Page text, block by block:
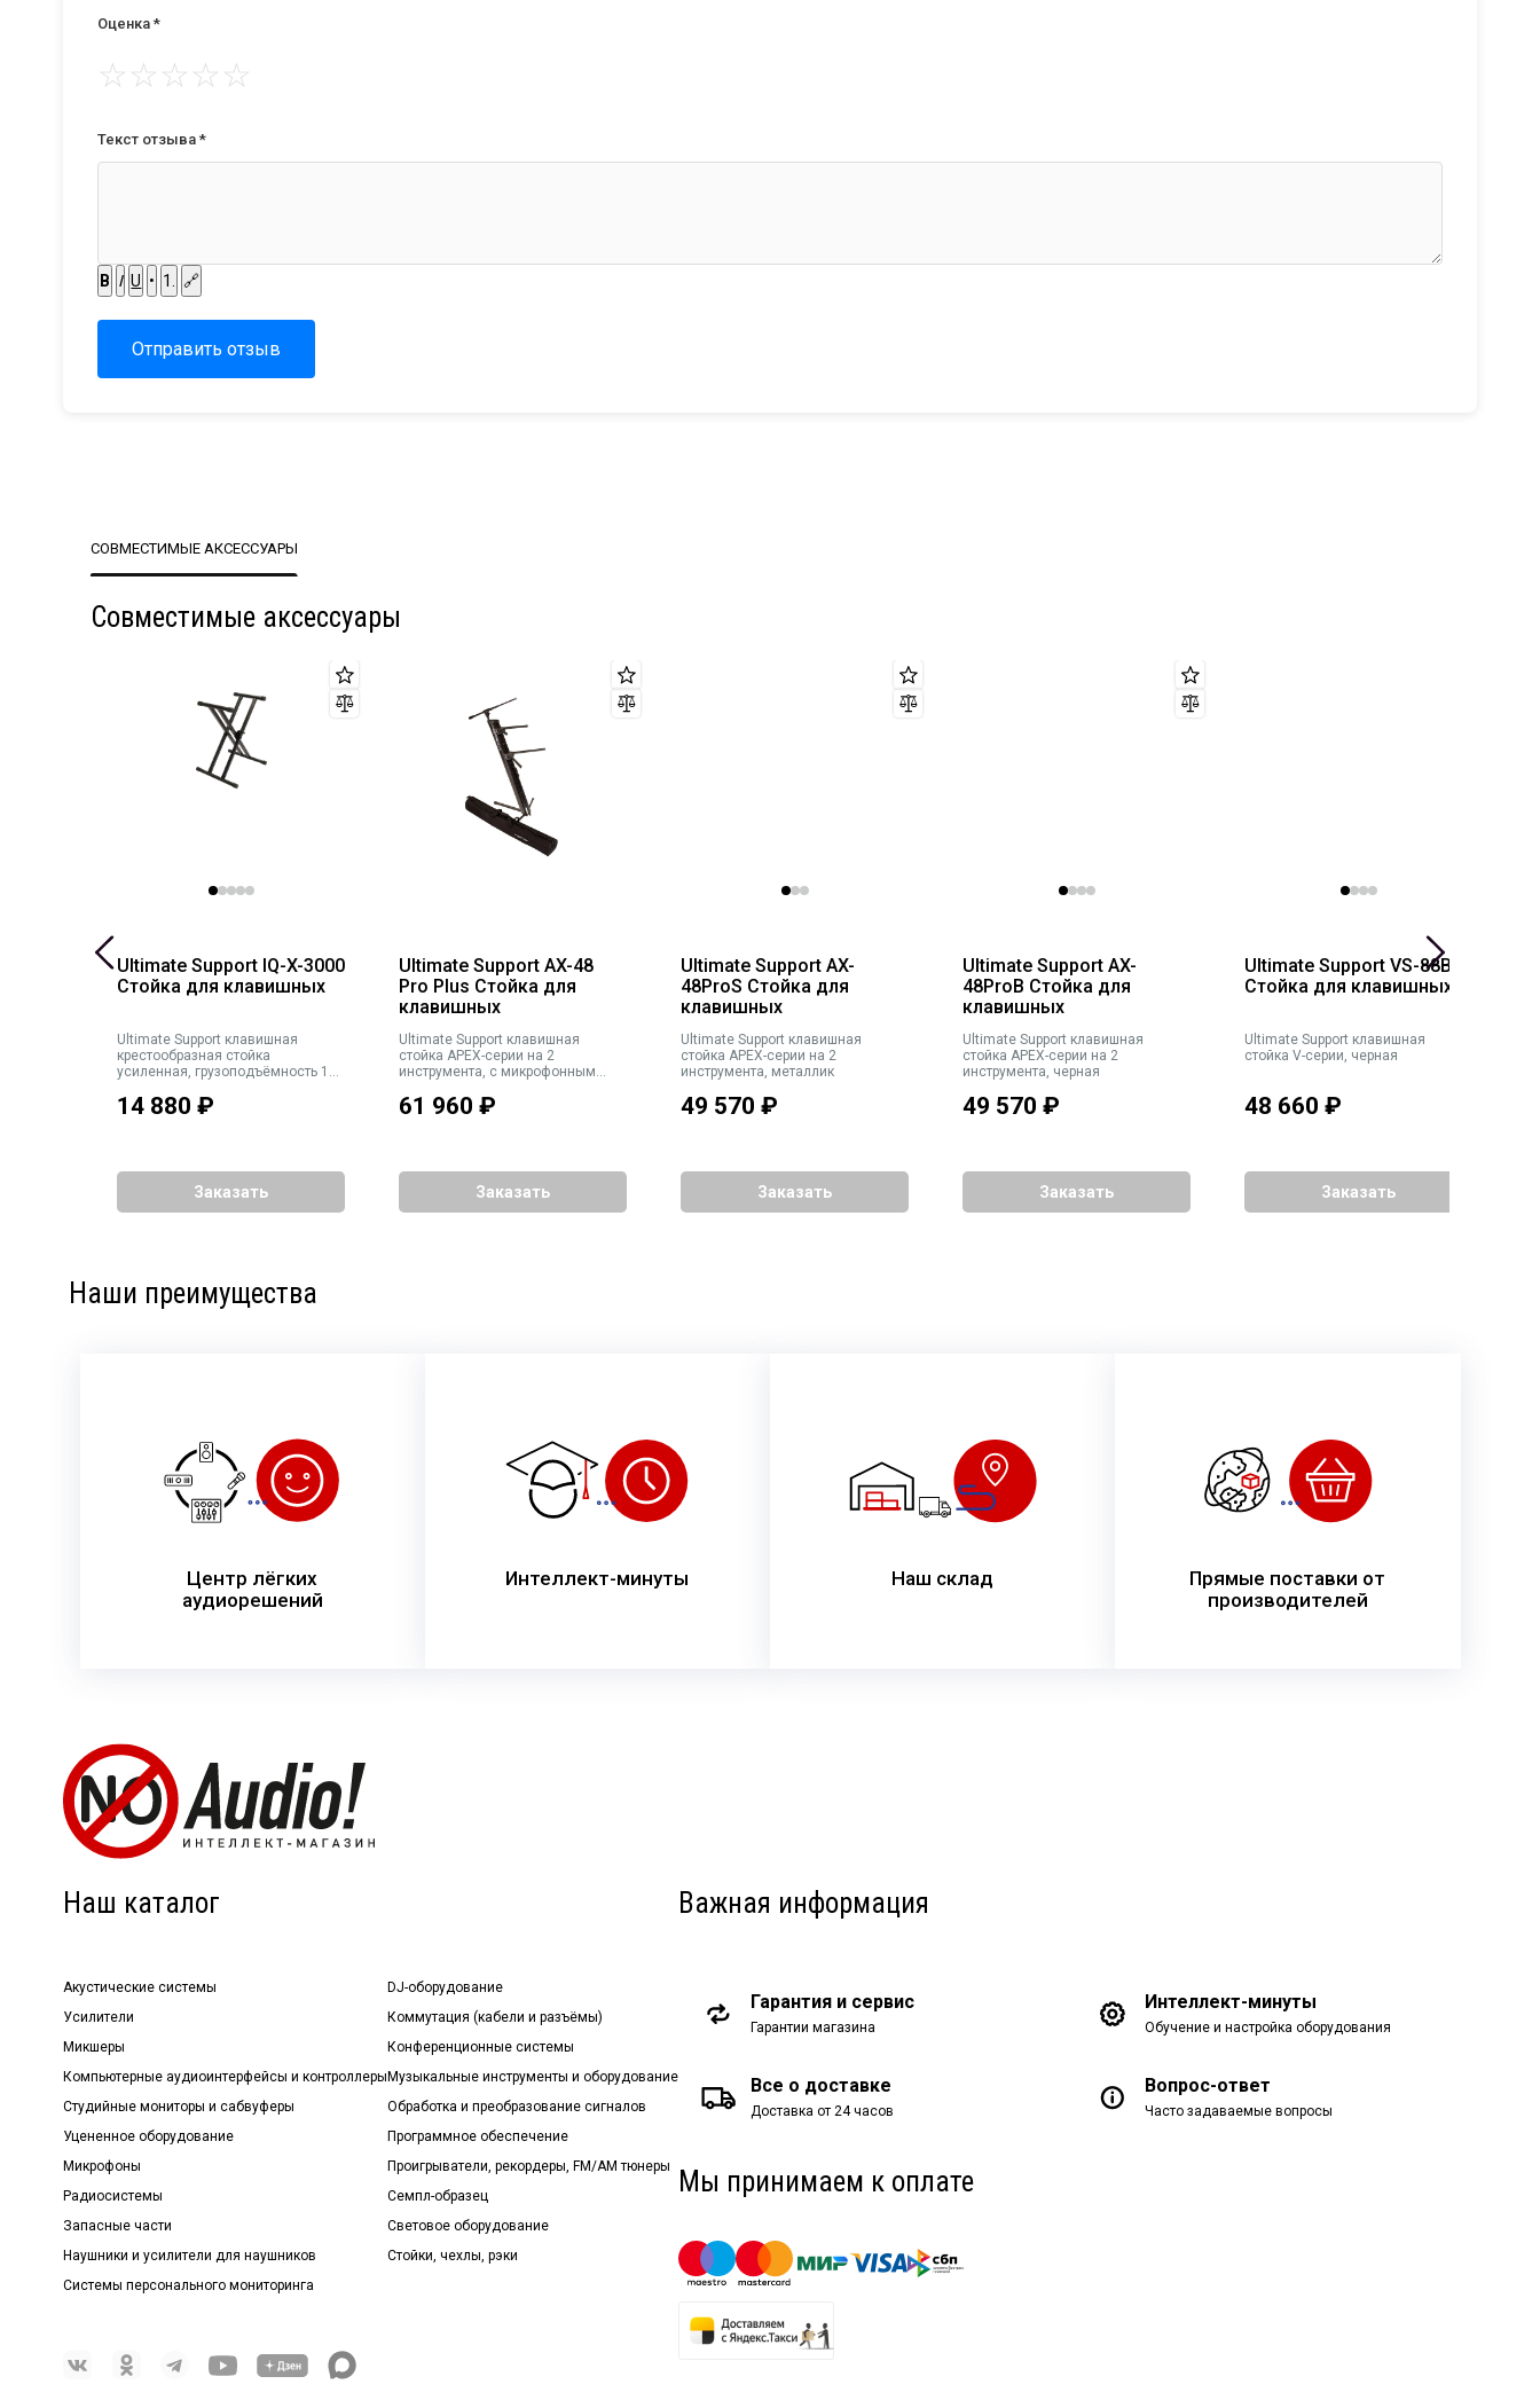
Оценка *
☆☆☆☆☆
Текст отзыва *
B I U • 1. 🔗
Отправить отзыв
СОВМЕСТИМЫЕ АКСЕССУАРЫ
Совместимые аксессуары
Ultimate Support IQ-X-3000
Стойка для клавишных
Ultimate Support клавишная
крестообразная стойка
усиленная, грузоподъёмность 136
14 880 ₽
Заказать
Ultimate Support AX-48
Pro Plus Стойка для
клавишных
Ultimate Support клавишная
стойка APEX-серии на 2
инструмента, с микрофонным
журавля и чехлом, черная
61 960 ₽
Заказать
Ultimate Support AX-
48ProS Стойка для
клавишных
Ultimate Support клавишная
стойка APEX-серии на 2
инструмента, металлик
49 570 ₽
Заказать
Ultimate Support AX-
48ProB Стойка для
клавишных
Ultimate Support клавишная
стойка APEX-серии на 2
инструмента, черная
49 570 ₽
Заказать
Ultimate Support VS-88B
Стойка для клавишных
Ultimate Support клавишная
стойка V-серии, черная
48 660 ₽
Заказать
Наши преимущества
Центр лёгких
аудиорешений
Интеллект-минуты Наш склад
Прямые поставки от
производителей
Наш каталог
Акустические системы
Усилители
Микшеры
Компьютерные аудиоинтерфейсы и контроллеры
Студийные мониторы и сабвуферы
Уцененное оборудование
Микрофоны
Радиосистемы
Запасные части
Наушники и усилители для наушников
Системы персонального мониторинга
DJ-оборудование
Коммутация (кабели и разъёмы)
Конференционные системы
Музыкальные инструменты и оборудование
Обработка и преобразование сигналов
Программное обеспечение
Проигрыватели, рекордеры, FM/AM тюнеры
Семпл-образец
Световое оборудование
Стойки, чехлы, рэки
Важная информация
Гарантия и сервис
Гарантии магазина
Интеллект-минуты
Обучение и настройка оборудования
Все о доставке
Доставка от 24 часов
Вопрос-ответ
Часто задаваемые вопросы
Мы принимаем к оплате